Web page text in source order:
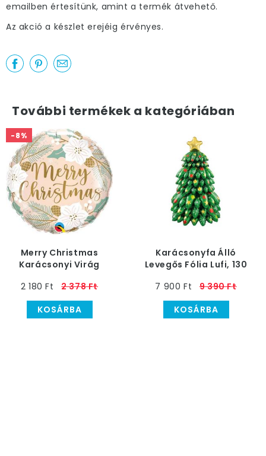
emailben értesítünk, amint a termék átvehető.
Az akció a készlet erejéig érvényes.
További termékek a kategóriában
-8%
Merry Christmas
Karácsonyi Virág
cm
2 180 Ft
2 378 Ft
KOSÁRBA
Karácsonyfa Álló
Levegős Fólia Lufi, 130
7 900 Ft
9 390 Ft
KOSÁRBA